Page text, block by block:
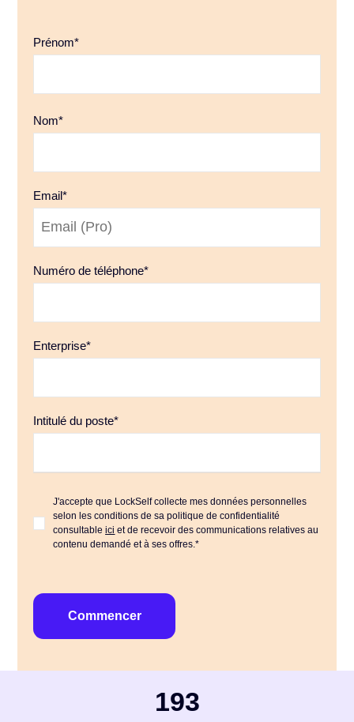
Prénom*
Nom*
Email*
Numéro de téléphone*
Enterprise*
Intitulé du poste*
J'accepte que LockSelf collecte mes données personnelles
selon les conditions de sa politique de confidentialité
consultableici et de recevoir des communications relatives au
contenu demandé et à ses offres.*
193